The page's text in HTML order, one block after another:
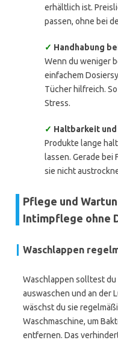
erhältlich ist.
passen, ohne bei
✓ Handhabung
Wenn du weniger
einfachem
Tücher hilfreich.
Stress.
✓ Haltbarkeit
Produkte lange
lassen. Gerade
sie nicht
Pflege und
Intimpflege ohne
Waschlappen
Waschlappen solltest
auswaschen und an der
wäschst du sie
Waschmaschine, um
entfernen. Das